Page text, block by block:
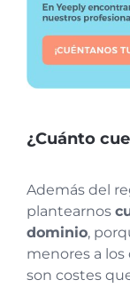
¿Cuánto
Además del
plantearnos
dominio,
menores a
son costes